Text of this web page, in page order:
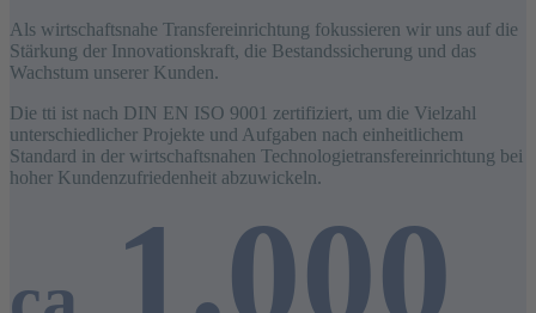
Als wirtschaftsnahe Transfereinrichtung fokussieren wir uns auf die
Stärkung der Innovationskraft, die Bestandssicherung und das
Wachstum unserer Kunden.
Die tti ist nach DIN EN ISO 9001 zertifiziert, um die Vielzahl
unterschiedlicher Projekte und Aufgaben nach einheitlichem
Standard in der wirtschaftsnahen Technologietransfereinrichtung bei
hoher Kundenzufriedenheit abzuwickeln.
1.000